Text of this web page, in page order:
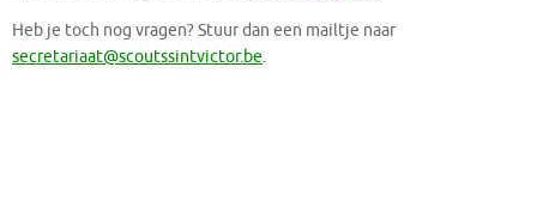
Heb je toch nog vragen? Stuur dan een mailtje naar
secretariaat@scoutssintvictor.be.